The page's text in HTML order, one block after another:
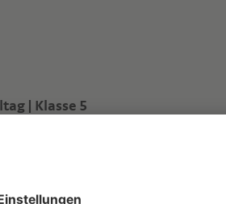
| Klasse 5
an der Sekundarschule der
neue Lernreise beginnen.